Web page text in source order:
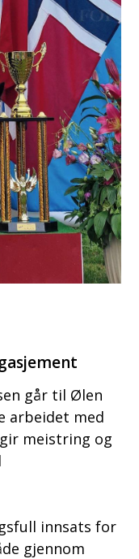
går til Ølen
arbeidet med
meistring og
innsats for
gjennom